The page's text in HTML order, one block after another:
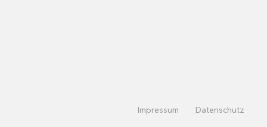
Impressum Datenschutz